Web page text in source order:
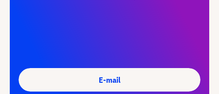
E-mail